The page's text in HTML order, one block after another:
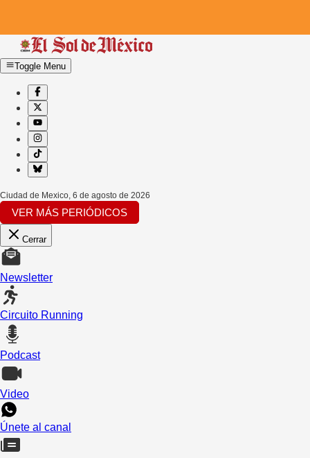
Toggle Menu
Ciudad de Mexico, 6 de agosto de 2026
VER MÁS PERIÓDICOS
Cerrar
Newsletter
Circuito Running
Podcast
Video
Únete al canal